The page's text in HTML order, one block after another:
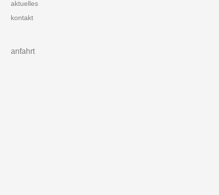
aktuelles
kontakt
anfahrt